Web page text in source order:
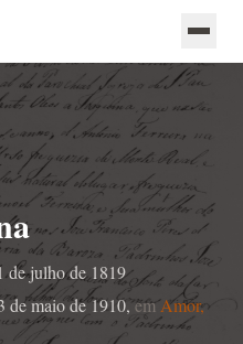
de julho de 1819
de maio de 1910,emAmor,